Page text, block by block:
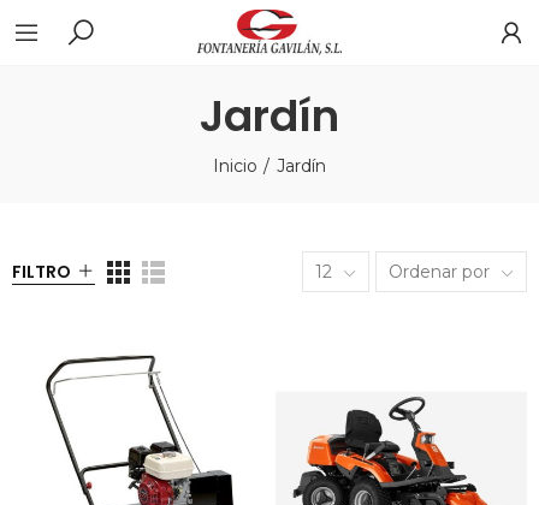
Jardín
Inicio Jardín
FILTRO 12 Ordenar por